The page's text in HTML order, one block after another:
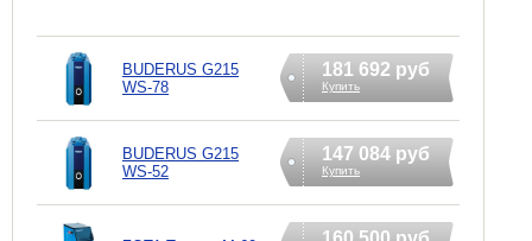
BUDERUS G215
WS-78
181 692 руб
Купить
BUDERUS G215
WS-52
147 084 руб
Купить